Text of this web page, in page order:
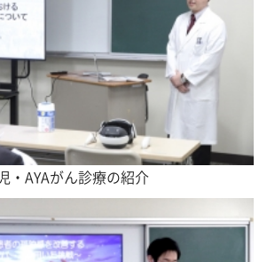
・AYAがん診療の紹介